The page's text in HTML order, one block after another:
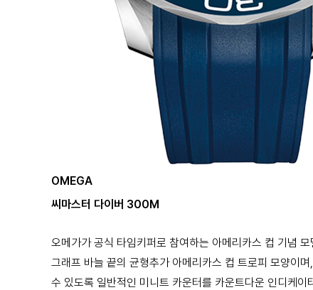
OMEGA
씨마스터 다이버 300M
오메가가 공식 타임키퍼로 참여하는 아메리카스 컵 기념
그래프 바늘 끝의 균형추가 아메리카스 컵 트로피 모양이
수 있도록 일반적인 미니트 카운터를 카운트다운 인디케